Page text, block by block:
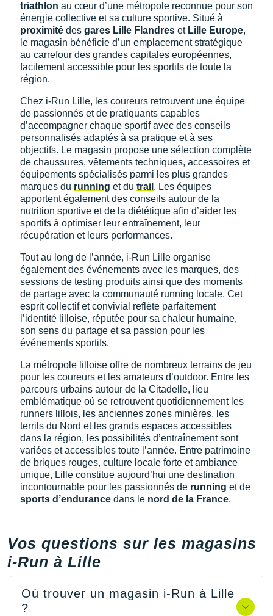
triathlon au cœur d’une métropole reconnue pour son
énergie collective et sa culture sportive. Situé à
proximité des gares Lille Flandres et Lille Europe,
le magasin bénéficie d’un emplacement stratégique
au carrefour des grandes capitales européennes,
facilement accessible pour les sportifs de toute la
région.
Chez i-Run Lille, les coureurs retrouvent une équipe
de passionnés et de pratiquants capables
d’accompagner chaque sportif avec des conseils
personnalisés adaptés à sa pratique et à ses
objectifs. Le magasin propose une sélection complète
de chaussures, vêtements techniques, accessoires et
équipements spécialisés parmi les plus grandes
marques du running et du trail . Les équipes
apportent également des conseils autour de la
nutrition sportive et de la diététique afin d’aider les
sportifs à optimiser leur entraînement, leur
récupération et leurs performances.
Tout au long de l’année, i-Run Lille organise
également des événements avec les marques, des
sessions de testing produits ainsi que des moments
de partage avec la communauté running locale. Cet
esprit collectif et convivial reflète parfaitement
l’identité lilloise, réputée pour sa chaleur humaine,
son sens du partage et sa passion pour les
événements sportifs.
La métropole lilloise offre de nombreux terrains de jeu
pour les coureurs et les amateurs d’outdoor. Entre les
parcours urbains autour de la Citadelle, lieu
emblématique où se retrouvent quotidiennement les
runners lillois, les anciennes zones minières, les
terrils du Nord et les grands espaces accessibles
dans la région, les possibilités d’entraînement sont
variées et accessibles toute l’année. Entre patrimoine
de briques rouges, culture locale forte et ambiance
unique, Lille constitue aujourd’hui une destination
incontournable pour les passionnés de running et de
sports d’endurance dans le nord de la France.
Vos questions sur les magasins
i-Run à Lille
Où trouver un magasin i-Run à Lille
?
Suunto
Ta Energy
The North Face
Thuasne
Under Armour
Withings
X-Bionic
X-Socks
+ Voir toutes les marques